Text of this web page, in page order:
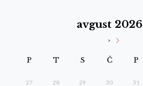
avgust 2026
>
P T S Č P
27 28 29 30 31